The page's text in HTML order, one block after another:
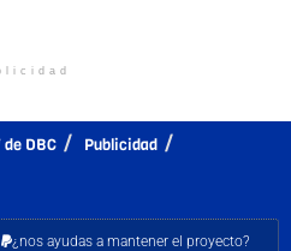
DBC
Publicidad
¿nos ayudas a mantener el proyecto?